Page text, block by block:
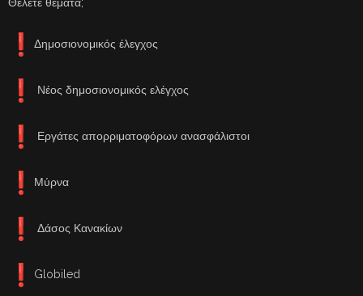
Δημοσιονομικός έλεγχος
Νέος δημοσιονομικός ελέγχος
Εργάτες απορριματοφόρων ανασφάλιστοι
Μύρνα
Δάσος Κανακίων
Globiled